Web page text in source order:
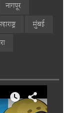
नागपूर
मुंबई